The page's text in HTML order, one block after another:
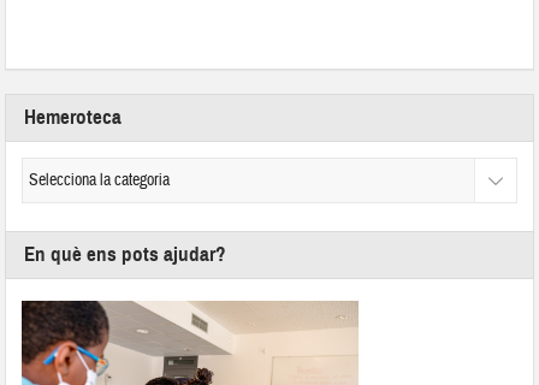
Hemeroteca
En què ens pots ajudar?